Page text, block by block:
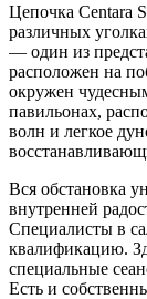
Цепочка Centara
различных
— один из
расположен на
окружен
павильонах,
волн и легкое
Вся обстановка
внутренней
Специалисты в
квалификацию.
специальные
Есть и